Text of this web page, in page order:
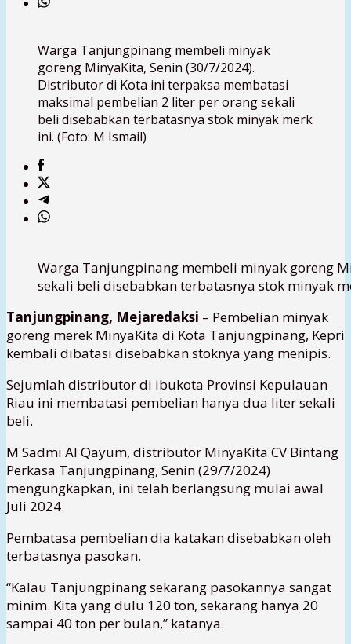
Warga Tanjungpinang membeli minyak
goreng MinyaKita, Senin (30/7/2024).
Distributor di Kota ini terpaksa membatasi
maksimal pembelian 2 liter per orang sekali
beli disebabkan terbatasnya stok minyak merk
ini. (Foto: M Ismail)
Warga Tanjungpinang membeli minyak goreng
sekali beli disebabkan terbatasnya stok minyak
Tanjungpinang, Mejaredaksi – Pembelian minyak
goreng merek MinyaKita di Kota Tanjungpinang, Kepri
kembali dibatasi disebabkan stoknya yang menipis.
Sejumlah distributor di ibukota Provinsi Kepulauan
Riau ini membatasi pembelian hanya dua liter sekali
beli.
M Sadmi Al Qayum, distributor MinyaKita CV Bintang
Perkasa Tanjungpinang, Senin (29/7/2024)
mengungkapkan, ini telah berlangsung mulai awal
Juli 2024.
Pembatasa pembelian dia katakan disebabkan oleh
terbatasnya pasokan.
“Kalau Tanjungpinang sekarang pasokannya sangat
minim. Kita yang dulu 120 ton, sekarang hanya 20
sampai 40 ton per bulan,” katanya.